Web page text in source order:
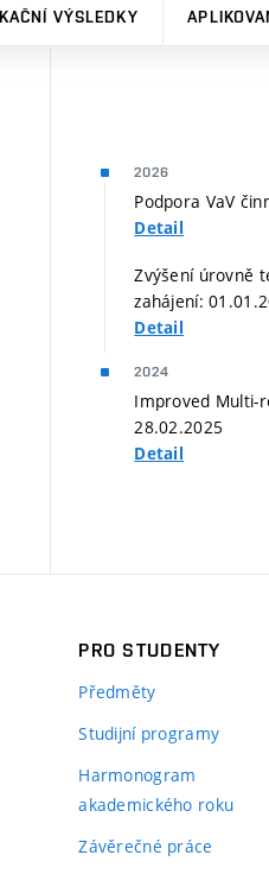
VÝSLEDKY
2026
Podpora VaV
Detail
Zvýšení úrovně
zahájení:
Detail
2024
Improved Multi-
28.02.2025
Detail
PRO STUDENTY
Předměty
Studijní programy
Harmonogram
akademického roku
Závěrečné práce